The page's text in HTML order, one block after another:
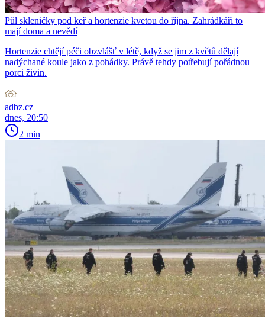
Půl skleničky pod keř a hortenzie kvetou do října. Zahrádkáři to
mají doma a nevědí
Hortenzie chtějí péči obzvlášť v létě, když se jim z květů dělají
nadýchané koule jako z pohádky. Právě tehdy potřebují pořádnou
porci živin.
adbz.cz
dnes, 20:50
2 min